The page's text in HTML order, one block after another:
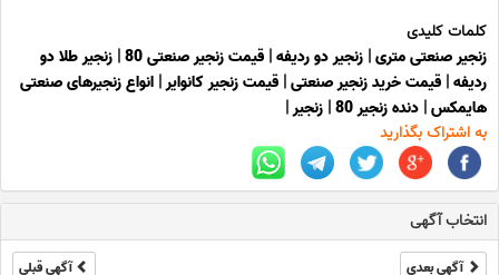
کلمات کلیدی
زنجیر صنعتی متری| زنجیر دو ردیفه| قیمت زنجیر صنعتی 80 | زنجیر طلا دو
ردیفه| قیمت خرید زنجیر صنعتی| قیمت زنجیر کانوایر| انواع زنجیرهای صنعتی
هایمکس| دنده زنجیر 80 | زنجیر|
به اشتراک بگذارید
انتخاب آگهی
آگهی بعدی آگهی قبلی